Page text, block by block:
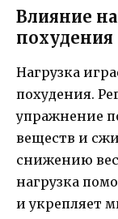
Влияние
похудения
Нагрузка
похудения.
упражнение
веществ и
снижению
нагрузка
и укрепляет